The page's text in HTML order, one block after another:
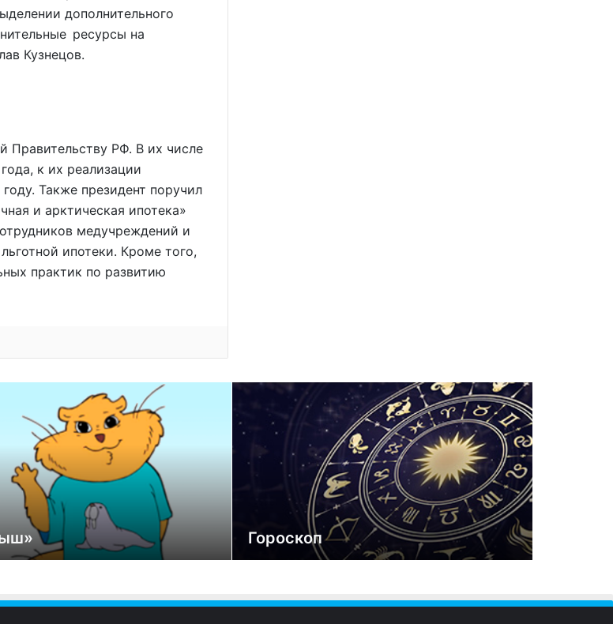
дополнительного
ресурсы на
Кузнецов.
Правительству РФ. В их числе
к их реализации
Также президент поручил
и арктическая ипотека»
медучреждений и
ипотеки. Кроме того,
практик по развитию
Гороскоп